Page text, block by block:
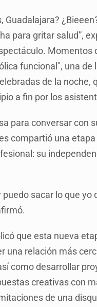
Guadalajara?
para gritar salud”,
Momentos
funcional", una de
de la noche,
a fin por los
para conversar con
compartió una
su
puedo sacar lo que yo
que esta nueva
una relación más
como desarrollar
creativas con
de una